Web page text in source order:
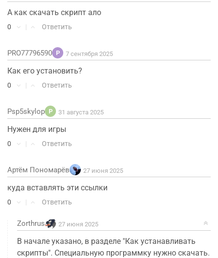
А как скачать скрипт ало
0 | Ответить
PRO77796590 P 7 сентября 2025
Как его установить?
0 | Ответить
Psp5skylop P 31 августа 2025
Нужен для игры
0 | Ответить
Артём Пономарёв 27 июня 2025
куда вставлять эти ссылки
0 | Ответить
Zorthrus 27 июня 2025
В начале указано, в разделе "Как устанавливать
скрипты". Специальную программку нужно скачать.